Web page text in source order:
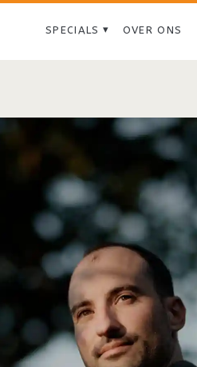
SPECIALS OVER ONS